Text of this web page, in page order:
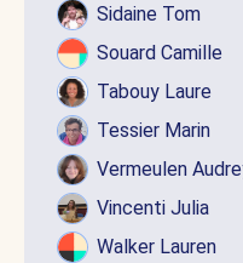
Sidaine Tom
Souard Camille
Tabouy Laure
Tessier Marin
Vermeulen
Vincenti Julia
Walker Lauren